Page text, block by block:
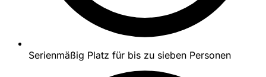
Serienmäßig Platz für bis zu sieben Personen